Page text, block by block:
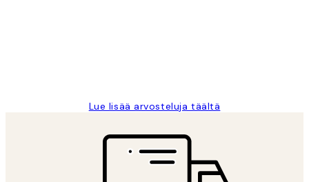
Lue lisää arvosteluja täältä